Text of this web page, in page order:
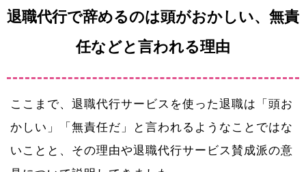
退職代行で辞めるのは頭がおかしい、無責
任などと言われる理由
ここまで、退職代行サービスを使った退職は「頭お
かしい」「無責任だ」と言われるようなことではな
いことと、その理由や退職代行サービス賛成派の意